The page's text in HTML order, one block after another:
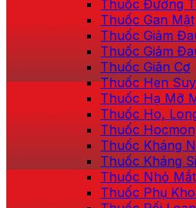
Thuốc Đường
Thuốc Gan Mật
Thuốc Giảm
Thuốc Giảm
Thuốc Giãn Cơ
Thuốc Hen
Thuốc Hạ Mỡ
Thuốc Ho,
Thuốc
Thuốc Kháng
Thuốc Kháng
Thuốc Nhỏ
Thuốc Phụ